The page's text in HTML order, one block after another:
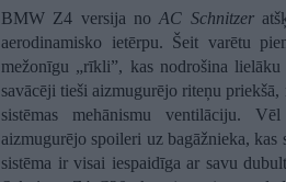
BMW Z4 versija noAC Schnitzer
aerodinamisko ietērpu. Šeit varētu
mežonīgu „rīkli”, kas nodrošina
savācēji tieši aizmugurējo riteņu
sistēmas mehānismu ventilāciju.
aizmugurējo spoileri uz bagāžnieka,
sistēma ir visai iespaidīga ar savu